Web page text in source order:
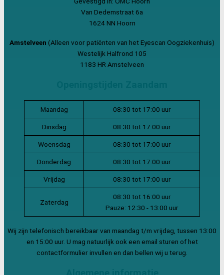
Van Dedemstraat 6a
1624 NN Hoorn
Amstelveen (Alleen voor patiënten van het Eyescan Oogziekenhuis)
Westelijk Halfrond 105
1183 HR Amstelveen
Maandag 08:30 tot 17:00 uur
Dinsdag 08:30 tot 17:00 uur
Woensdag 08:30 tot 17:00 uur
Donderdag 08:30 tot 17:00 uur
Vrijdag 08:30 tot 17:00 uur
Zaterdag
08:30 tot 16:00 uur
Pauze: 12:30 - 13:00 uur
Wij zijn telefonisch bereikbaar van maandag t/m vrijdag, tussen 13:00
en 15:00 uur. U mag natuurlijk ook een email sturen of het
contactformulier invullen en dan bellen wij u terug.